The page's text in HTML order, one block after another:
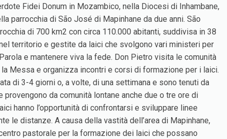
Fidei Donum in Mozambico, nella Diocesi di Inhambane,
parrocchia di São José di Mapinhane da due anni. São
di 700 km2 con circa 110.000 abitanti, suddivisa in 38
territorio e gestite da laici che svolgono vari ministeri per
e mantenere viva la fede. Don Pietro visita le comunità
Messa e organizza incontri e corsi di formazione per i laici.
di 3-4 giorni o, a volte, di una settimana e sono tenuti da
da comunità lontane anche due o tre ore di
hanno l’opportunità di confrontarsi e sviluppare linee
le distanze. A causa della vastità dell’area di Mapinhane,
pastorale per la formazione dei laici che possano